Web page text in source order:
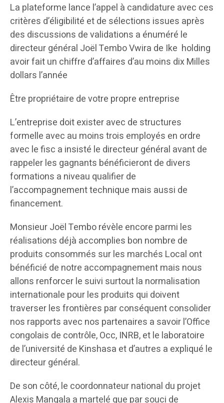
La plateforme lance l’appel à candidature avec ces
critères d’éligibilité et de sélections issues après
des discussions de validations a énuméré le
directeur général Joël Tembo Vwira de Ike holding
avoir fait un chiffre d’affaires d’au moins dix Milles
dollars l’année
Être propriétaire de votre propre entreprise
L’entreprise doit exister avec de structures
formelle avec au moins trois employés en ordre
avec le fisc a insisté le directeur général avant de
rappeler les gagnants bénéficieront de divers
formations a niveau qualifier de
l’accompagnement technique mais aussi de
financement.
Monsieur Joël Tembo révèle encore parmi les
réalisations déjà accomplies bon nombre de
produits consommés sur les marchés Local ont
bénéficié de notre accompagnement mais nous
allons renforcer le suivi surtout la normalisation
internationale pour les produits qui doivent
traverser les frontières par conséquent consolider
nos rapports avec nos partenaires a savoir l’Office
congolais de contrôle, Occ, INRB, et le laboratoire
de l’université de Kinshasa et d’autres a expliqué le
directeur général.
De son côté, le coordonnateur national du projet
Alexis Mangala a martelé que par souci de